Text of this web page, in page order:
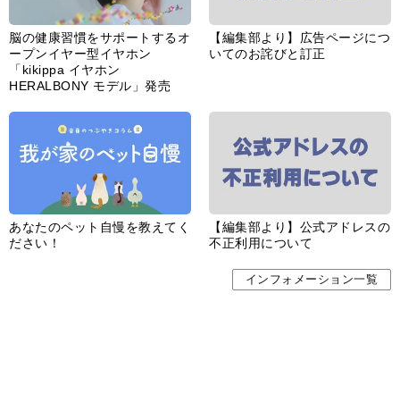
脳の健康習慣をサポートするオ
ープンイヤー型イヤホン
「kikippa イヤホン
HERALBONY モデル」発売
【編集部より】広告ページにつ
いてのお詫びと訂正
あなたのペット自慢を教えてく
ださい！
【編集部より】公式アドレスの
不正利用について
インフォメーション一覧